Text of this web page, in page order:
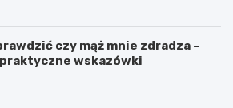
czy mąż mnie zdradza –
wskazówki